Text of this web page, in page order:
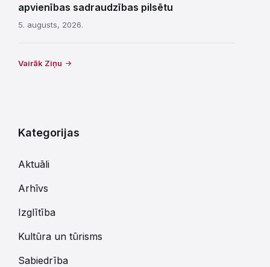
apvienības sadraudzības pilsētu
5. augusts, 2026.
Vairāk Ziņu
Kategorijas
Aktuāli
Arhīvs
Izglītība
Kultūra un tūrisms
Sabiedrība